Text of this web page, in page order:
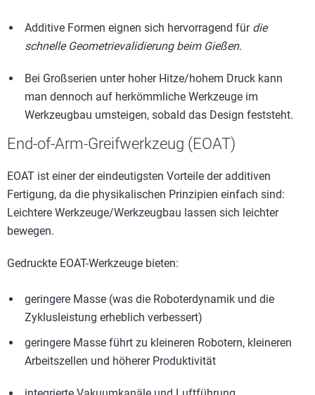
Additive Formen eignen sich hervorragend für die
schnelle Geometrievalidierung beim Gießen.
Bei Großserien unter hoher Hitze/hohem Druck kann
man dennoch auf herkömmliche Werkzeuge im
Werkzeugbau umsteigen, sobald das Design feststeht.
End-of-Arm-Greifwerkzeug (EOAT)
EOAT ist einer der eindeutigsten Vorteile der additiven
Fertigung, da die physikalischen Prinzipien einfach sind:
Leichtere Werkzeuge/Werkzeugbau lassen sich leichter
bewegen.
Gedruckte EOAT-Werkzeuge bieten:
geringere Masse (was die Roboterdynamik und die
Zyklusleistung erheblich verbessert)
geringere Masse führt zu kleineren Robotern, kleineren
Arbeitszellen und höherer Produktivität